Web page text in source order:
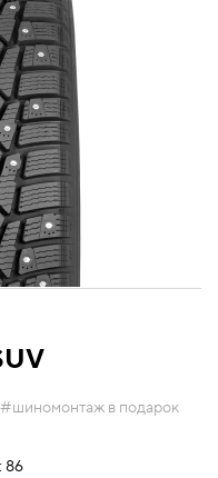
#шиномонтаж в подарок
86